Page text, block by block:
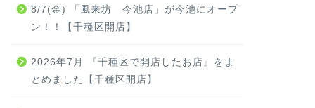
8/7(金) 「風来坊 今池店」が今池にオープ
ン！！【千種区開店】
2026年7月 『千種区で開店したお店』をま
とめました【千種区開店】